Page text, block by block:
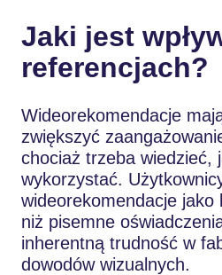
Jaki jest
referencjach?
Wideorekomendacje
zwiększyć
chociaż trzeba wiedzieć,
wykorzystać.
wideorekomendacje jako
niż pisemne
inherentną trudność w
dowodów wizualnych.